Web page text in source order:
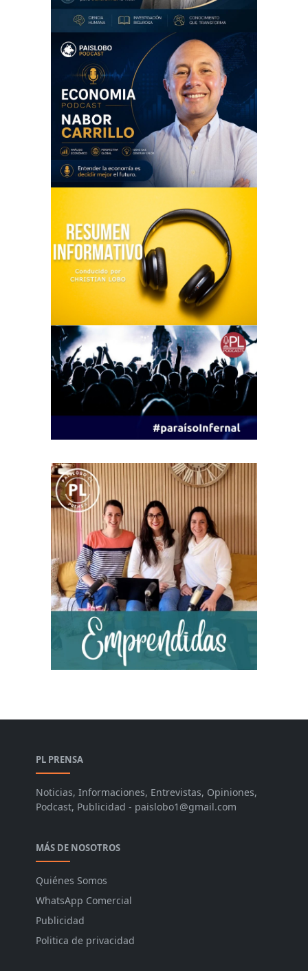
PL PRENSA
Noticias, Informaciones, Entrevistas, Opiniones,
Podcast, Publicidad - paislobo1@gmail.com
MÁS DE NOSOTROS
Quiénes Somos
WhatsApp Comercial
Publicidad
Politica de privacidad